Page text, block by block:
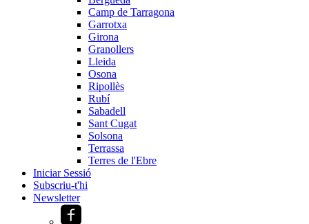
Camp de Tarragona
Garrotxa
Girona
Granollers
Lleida
Osona
Ripollès
Rubí
Sabadell
Sant Cugat
Solsona
Terrassa
Terres de l'Ebre
Iniciar Sessió
Subscriu-t'hi
Newsletter